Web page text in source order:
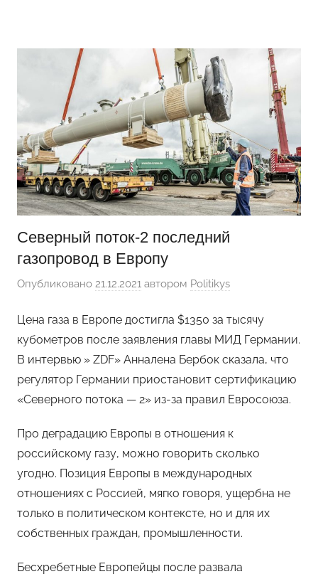
содержимому
Северный поток-2 последний
газопровод в Европу
Опубликовано 21.12.2021 автором Politikys
Цена газа в Европе достигла $1350 за тысячу
кубометров после заявления главы МИД Германии.
В интервью » ZDF» Анналена Бербок сказала, что
регулятор Германии приостановит сертификацию
«Северного потока — 2» из-за правил Евросоюза.
Про деградацию Европы в отношения к
российскому газу, можно говорить сколько
угодно. Позиция Европы в международных
отношениях с Россией, мягко говоря, ущербна не
только в политическом контексте, но и для их
собственных граждан, промышленности.
Бесхребетные Европейцы после развала